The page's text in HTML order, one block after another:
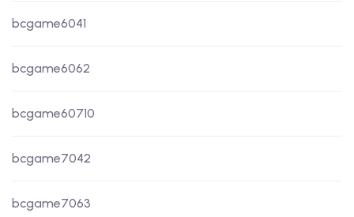
bcgame6041
bcgame6062
bcgame60710
bcgame7042
bcgame7063